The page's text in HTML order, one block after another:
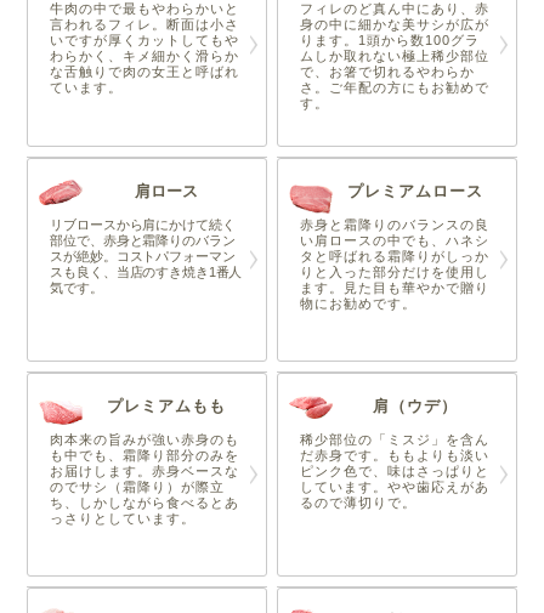
牛肉の中で最もやわらかいと
言われるフィレ。断面は小さ
いですが厚くカットしてもや
わらかく、キメ細かく滑らか
な舌触りで肉の女王と呼ばれ
ています。
フィレのど真ん中にあり、赤
身の中に細かな美サシが広が
ります。1頭から数100グラ
ムしか取れない極上稀少部位
で、お箸で切れるやわらか
さ。ご年配の方にもお勧めで
す。
肩ロース
リブロースから肩にかけて続く
部位で、赤身と霜降りのバラン
スが絶妙。コストパフォーマン
スも良く、当店のすき焼き1番人
気です。
プレミアムロース
赤身と霜降りのバランスの良
い肩ロースの中でも、ハネシ
タと呼ばれる霜降りがしっか
りと入った部分だけを使用し
ます。見た目も華やかで贈り
物にお勧めです。
プレミアムもも
肉本来の旨みが強い赤身のも
も中でも、霜降り部分のみを
お届けします。赤身ベースな
のでサシ（霜降り）が際立
ち、しかしながら食べるとあ
っさりとしています。
肩（ウデ）
稀少部位の「ミスジ」を含ん
だ赤身です。ももよりも淡い
ピンク色で、味はさっぱりと
しています。やや歯応えがあ
るので薄切りで。